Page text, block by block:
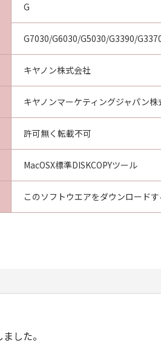
G
G7030/G6030/G5030/G3390/
キヤノン株式会社
キヤノンマーケティングジャパン株
許可無く転載不可
MacOSX標準DISKCOPYツール
このソフトウエアをダウンロード
した。